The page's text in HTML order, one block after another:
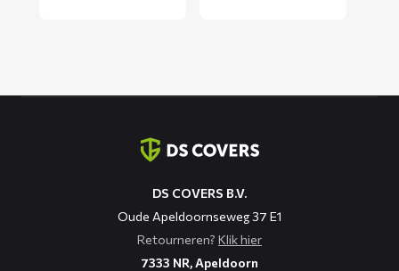
DS COVERS B.V.
Oude Apeldoornseweg 37 E1
Retourneren? Klik hier
7333 NR, Apeldoorn